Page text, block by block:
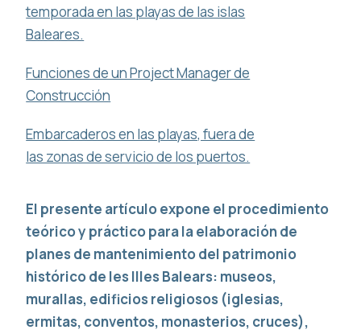
El presente artículo expone el procedimiento
teórico y práctico para la elaboración de
planes de mantenimiento del patrimonio
histórico de les Illes Balears: museos,
murallas, edificios religiosos (iglesias,
ermitas, conventos, monasterios, cruces),
temporada en las playas de las islas
Baleares.
Funciones de un Project Manager de
Construcción
Embarcaderos en las playas, fuera de
las zonas de servicio de los puertos.